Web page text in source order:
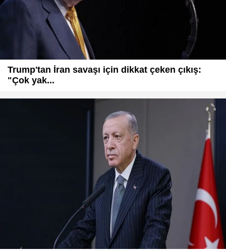
Trump'tan İran savaşı için dikkat çeken çıkış:
"Çok yak...